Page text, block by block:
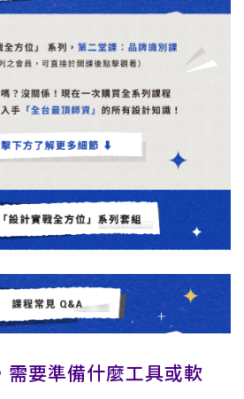
需要準備什麼工具或軟